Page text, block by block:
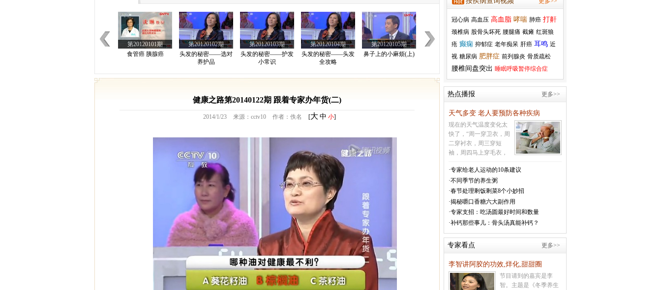
第20120101期
食管癌 胰腺癌
第20120102期
头发的秘密——选对
养护品
第20120103期
头发的秘密——护发
小常识
第20120104期
头发的秘密——头发
全攻略
第20120105期
鼻子上的小麻烦(上)
第20120107期
第20120108期
第20101030期
健康之路第20140122期 跟着专家办年货(二)
2014/1/23 来源：cctv10 作者：佚名 [大 中 小]
JH-I-3LW
原价：￥4190
特价：￥3380
瑞思迈呼吸机S9
AutoSet
伟康呼吸机
M757/M750
原价：￥25800
特价：￥11500
特价：￥4699
欧姆龙血压计 HEM-
特价：￥468
冠心病 高血压 高血脂 哮喘 肺癌 打鼾
颈椎病 股骨头坏死 腰腿痛 截瘫 红斑狼
疮 癫痫 抑郁症 老年痴呆 肝癌 耳鸣 近
视 糖尿病 肥胖症 前列腺炎 骨质疏松
腰椎间盘突出 睡眠呼吸暂停综合症
热点播报 更多>>
天气多变 老人要预防各种疾病
现在的天气温度变化太
快了，“周一穿卫衣，周
二穿衬衣，周三穿短
袖，周四马上穿毛衣，
周日又让你穿羽绒衣”，
这样的天气让很多的老
年人受不了，就会生
病，很多的疾病就会因
为气温的变化而引发。
的天气变化的很快，老
年人及有心脑血管病史
的人在这种天气要特别
注意防范心脑血管意外
的发生[详情]
·专家给老人运动的10条建议
·不同季节的养生粥
·春节处理剩饭剩菜8个小妙招
·揭秘嚼口香糖六大副作用
·专家支招：吃汤圆最好时间和数量
·补钙那些事儿：骨头汤真能补钙？
专家看点 更多>>
李智讲阿胶的功效,烊化,甜甜圈
节目请到的嘉宾是李
智。主题是《冬季养生